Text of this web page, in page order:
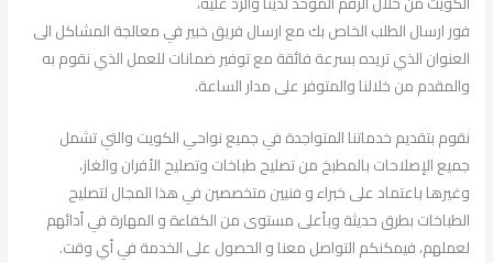
فور ارسال الطلب الخاص بك مع ارسال فريق خبير في معالجة المشاكل الى
العنوان الذي تريده بسرعة فائقة مع توفير ضمانات للعمل الذي نقوم به
والمقدم من خلالنا والمتوفر على مدار الساعة.
نقوم بتقديم خدماتنا المتواجدة في جميع نواحي الكويت والتي تشمل
جميع الإصلاحات بالمطبخ من تصليح طباخات وتصليح الأفران والغاز،
وغيرها باعتماد على خبراء و فنيين متخصصين في هذا المجال لتصليح
الطباخات بطرق حديثة وبأعلى مستوى من الكفاءة و المهارة في أدائهم
لعملهم، فيمكنكم التواصل معنا و الحصول على الخدمة في أي وقت.